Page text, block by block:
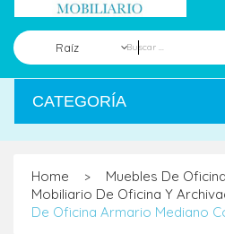
Raíz
CATEGORÍA
Home > Muebles De
Mobiliario De Oficina Y
De Oficina Armario Mediano